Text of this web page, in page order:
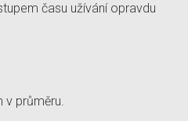
času užívání opravdu
v průměru.